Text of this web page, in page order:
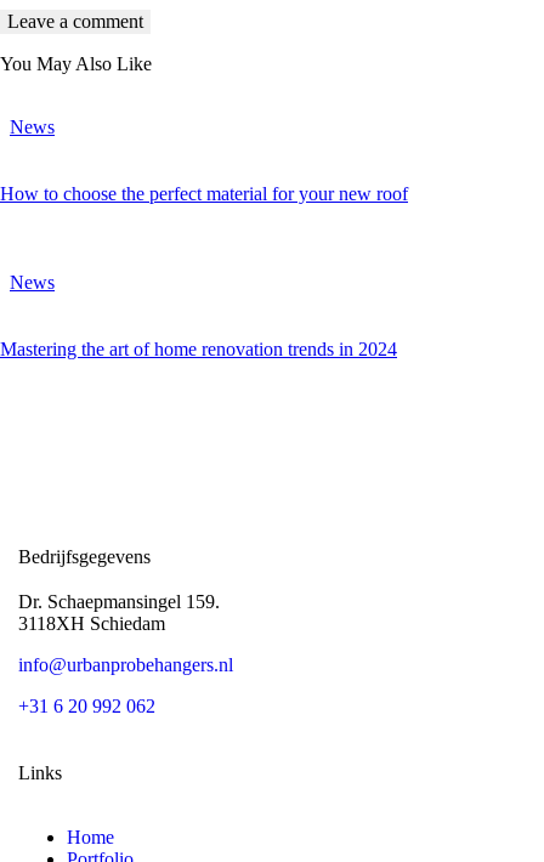
You May Also Like
News
How to choose the perfect material for your new roof
News
Mastering the art of home renovation trends in 2024
Bedrijfsgegevens
Dr. Schaepmansingel 159.
3118XH Schiedam
info@urbanprobehangers.nl
+31 6 20 992 062
Links
Home